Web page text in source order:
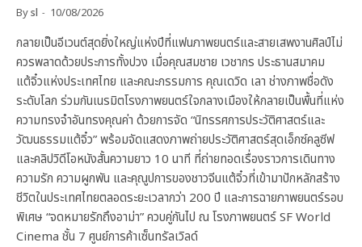
Bysl 10/08/2026
กลายเป็นอีเวนต์สุดยิ่งใหญ่แห่งปีที่แฟนภาพยนตร์และสายเสพงานศิลป์ไม่
ควรพลาดด้วยประการทั้งปวง เมื่อคุณสมชาย เวชากร ประธานสมาคม
แต้จิ๋วแห่งประเทศไทย และคณะกรรมการ คุณเดวิด เลา ช่างภาพชื่อดัง
ระดับโลก ร่วมกันเนรมิตโรงภาพยนตร์ใจกลางเมืองให้กลายเป็นพื้นที่แห่ง
ความทรงจำอันทรงคุณค่า ด้วยการจัด “นิทรรศการประวัติศาสตร์และ
วัฒนธรรมแต้จิ๋ว” พร้อมจัดแสดงภาพถ่ายประวัติศาสตร์สุดเอ็กซ์คลูซีฟ
และคลิปวิดีโอหนังสั้นความยาว 10 นาที ที่ถ่ายทอดเรื่องราวการเดินทาง
ความรัก ความผูกพัน และคุณูปการของชาวจีนแต้จิ๋วที่เข้ามาปักหลักสร้าง
ชีวิตในประเทศไทยตลอดระยะเวลากว่า 200 ปี และการฉายภาพยนตร์รอบ
พิเศษ “จดหมายรักถึงอาม่า” ควบคู่กันไป ณ โรงภาพยนตร์ SF World
Cinema ชั้น 7 ศูนย์การค้าเซ็นทรัลเวิลด์